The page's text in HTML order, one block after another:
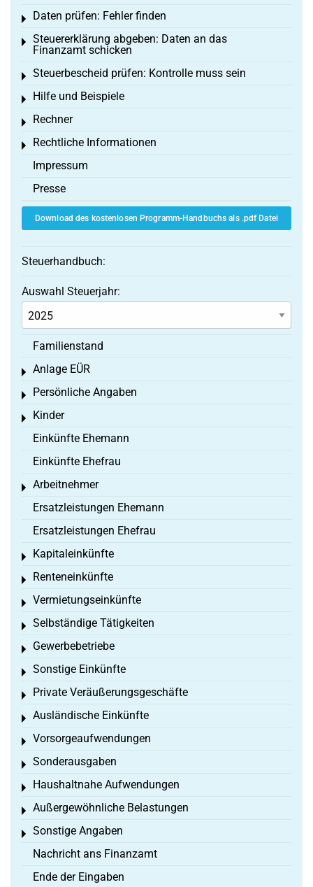
Daten prüfen: Fehler finden
Toggle menu
Steuererklärung abgeben: Daten an das
Finanzamt schicken
Toggle menu
Steuerbescheid prüfen: Kontrolle muss sein
Toggle menu
Hilfe und Beispiele
Toggle menu
Rechner
Toggle menu
Rechtliche Informationen
Toggle menu
Impressum
Presse
Download des kostenlosen Programm-Handbuchs als .pdf Datei
Steuerhandbuch:
Auswahl Steuerjahr:
Familienstand
Anlage EÜR
Toggle menu
Persönliche Angaben
Toggle menu
Kinder
Toggle menu
Einkünfte Ehemann
Einkünfte Ehefrau
Arbeitnehmer
Toggle menu
Ersatzleistungen Ehemann
Ersatzleistungen Ehefrau
Kapitaleinkünfte
Toggle menu
Renteneinkünfte
Toggle menu
Vermietungseinkünfte
Toggle menu
Selbständige Tätigkeiten
Toggle menu
Gewerbebetriebe
Toggle menu
Sonstige Einkünfte
Toggle menu
Private Veräußerungsgeschäfte
Toggle menu
Ausländische Einkünfte
Toggle menu
Vorsorgeaufwendungen
Toggle menu
Sonderausgaben
Toggle menu
Haushaltnahe Aufwendungen
Toggle menu
Außergewöhnliche Belastungen
Toggle menu
Sonstige Angaben
Toggle menu
Nachricht ans Finanzamt
Ende der Eingaben